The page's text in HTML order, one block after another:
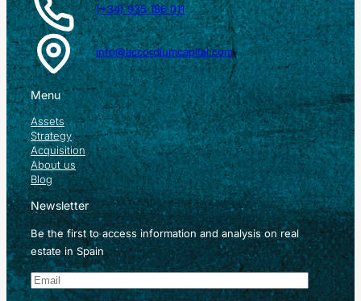
(+34) 935 186 011
info@accordiumcapital.com
Menu
Assets
Strategy
Acquisition
About us
Blog
Newsletter
Be the first to access information and analysis on real
estate in Spain